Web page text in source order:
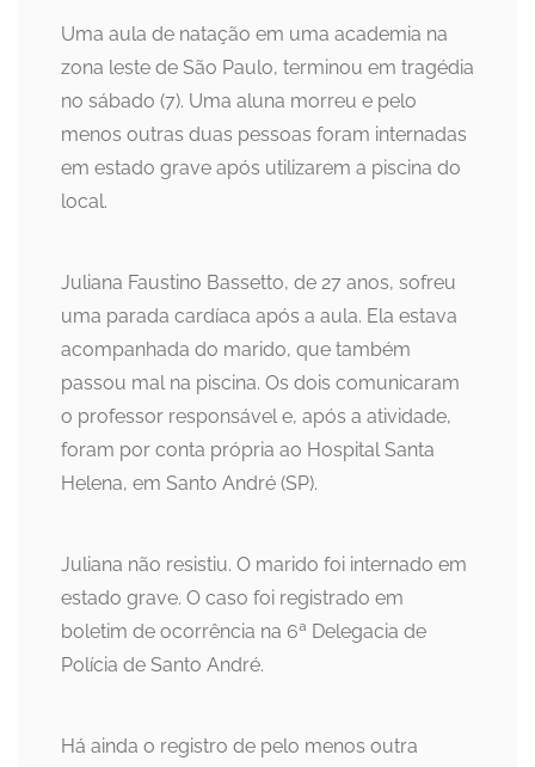
Uma aula de natação em uma academia na
zona leste de São Paulo, terminou em tragédia
no sábado (7). Uma aluna morreu e pelo
menos outras duas pessoas foram internadas
em estado grave após utilizarem a piscina do
local.
Juliana Faustino Bassetto, de 27 anos, sofreu
uma parada cardíaca após a aula. Ela estava
acompanhada do marido, que também
passou mal na piscina. Os dois comunicaram
o professor responsável e, após a atividade,
foram por conta própria ao Hospital Santa
Helena, em Santo André (SP).
Juliana não resistiu. O marido foi internado em
estado grave. O caso foi registrado em
boletim de ocorrência na 6ª Delegacia de
Polícia de Santo André.
Há ainda o registro de pelo menos outra